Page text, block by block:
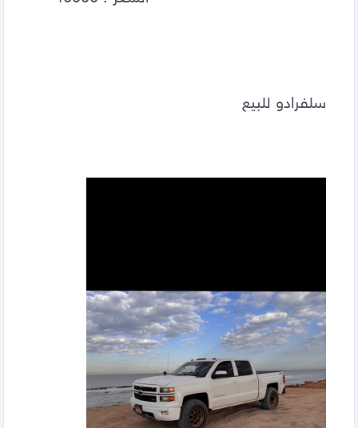
سلفرادو للبيع